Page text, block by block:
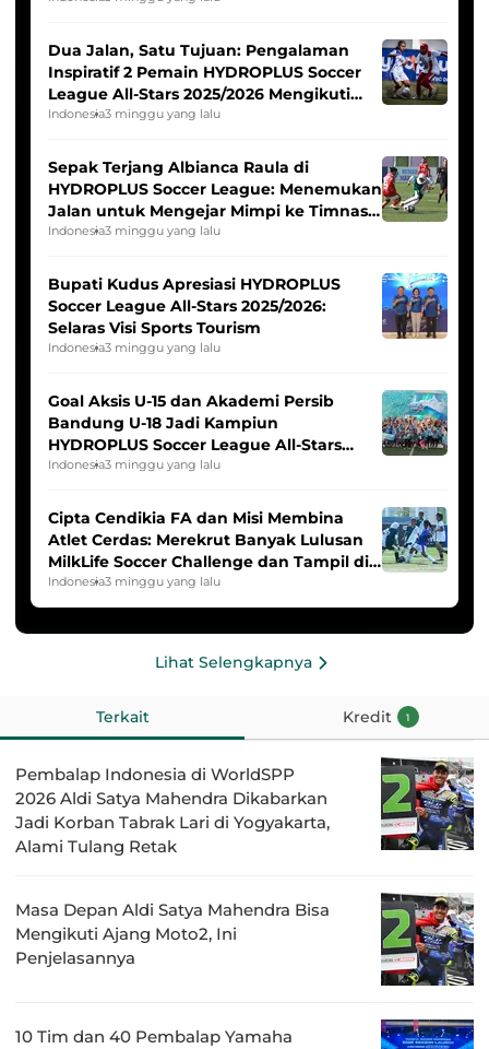
Dua Jalan, Satu Tujuan: Pengalaman
Inspiratif 2 Pemain HYDROPLUS Soccer
League All-Stars 2025/2026 Mengikuti
Seleksi Timnas Indonesia Putri
Indonesia3 minggu yang lalu
Sepak Terjang Albianca Raula di
HYDROPLUS Soccer League: Menemukan
Jalan untuk Mengejar Mimpi ke Timnas
Indonesia Putri
Indonesia3 minggu yang lalu
Bupati Kudus Apresiasi HYDROPLUS
Soccer League All-Stars 2025/2026:
Selaras Visi Sports Tourism
Indonesia3 minggu yang lalu
Goal Aksis U-15 dan Akademi Persib
Bandung U-18 Jadi Kampiun
HYDROPLUS Soccer League All-Stars
2025/2026
Indonesia3 minggu yang lalu
Cipta Cendikia FA dan Misi Membina
Atlet Cerdas: Merekrut Banyak Lulusan
MilkLife Soccer Challenge dan Tampil di
HYDROPLUS Soccer League
Indonesia3 minggu yang lalu
Lihat Selengkapnya
Terkait Kredit 1
Pembalap Indonesia di WorldSPP
2026 Aldi Satya Mahendra Dikabarkan
Jadi Korban Tabrak Lari di Yogyakarta,
Alami Tulang Retak
Masa Depan Aldi Satya Mahendra Bisa
Mengikuti Ajang Moto2, Ini
Penjelasannya
10 Tim dan 40 Pembalap Yamaha